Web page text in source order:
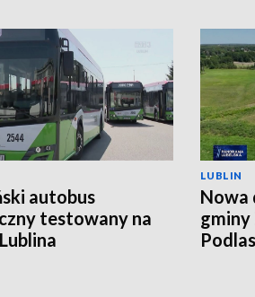
autobus
testowany na
LUBLIN
Nowa
gminy